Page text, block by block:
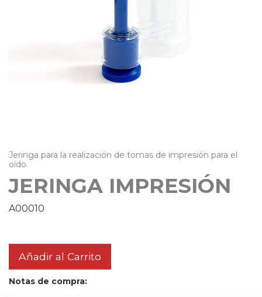
Jeringa para la realización de tomas de impresión para el
oído.
JERINGA IMPRESIÓN
A00010
Añadir al Carrito
Notas de compra: